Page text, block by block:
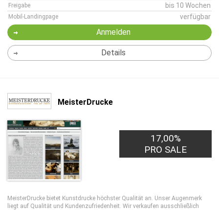
Freigabe bis 10 Wochen
Mobil-Landingpage verfügbar
Anmelden
Details
MeisterDrucke
17,00%
PRO SALE
MeisterDrucke bietet Kunstdrucke höchster Qualität an. Unser Augenmerk
liegt auf Qualität und Kundenzufriedenheit. Wir verkaufen ausschließlich